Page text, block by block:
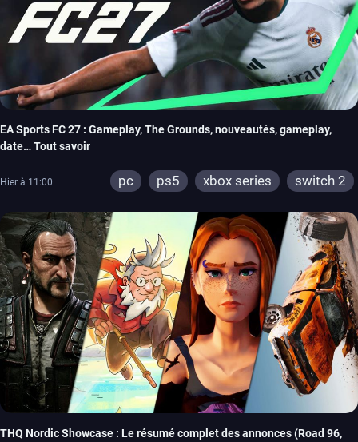
EA Sports FC 27 : Gameplay, The Grounds, nouveautés, gameplay,
date… Tout savoir
Hier à 11:00 pc ps5 xbox series switch 2
THQ Nordic Showcase : Le résumé complet des annonces (Road 96,